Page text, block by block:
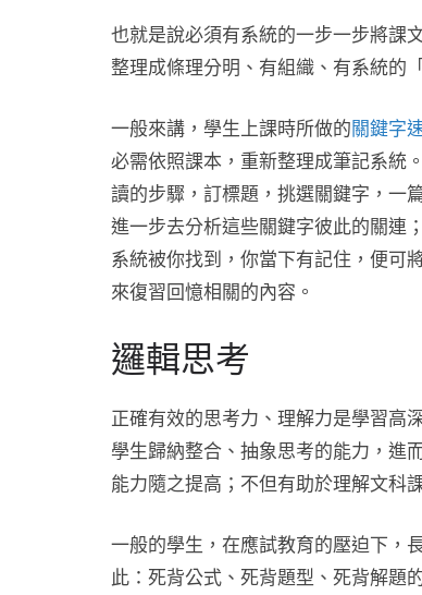
也就是說必須有系統的一步一步將課
整理成條理分明、有組織、有系統的
一般來講，學生上課時所做的關鍵字
必需依照課本，重新整理成筆記系統
讀的步驟，訂標題，挑選關鍵字，一
進一步去分析這些關鍵字彼此的關連
系統被你找到，你當下有記住，便可
來復習回憶相關的內容。
邏輯思考
正確有效的思考力、理解力是學習高
學生歸納整合、抽象思考的能力，進
能力隨之提高；不但有助於理解文科
一般的學生，在應試教育的壓迫下，
此：死背公式、死背題型、死背解題